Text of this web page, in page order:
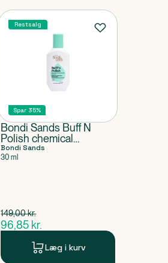
Restsalg
Spar 35%
Bondi Sands Buff N
Polish chemical
exfoliant
Bondi Sands
30 ml
$gammel pris
149,00kr.
Spar 52,15 kr.
$nuværende pris
96,85 kr.
Læg i kurv